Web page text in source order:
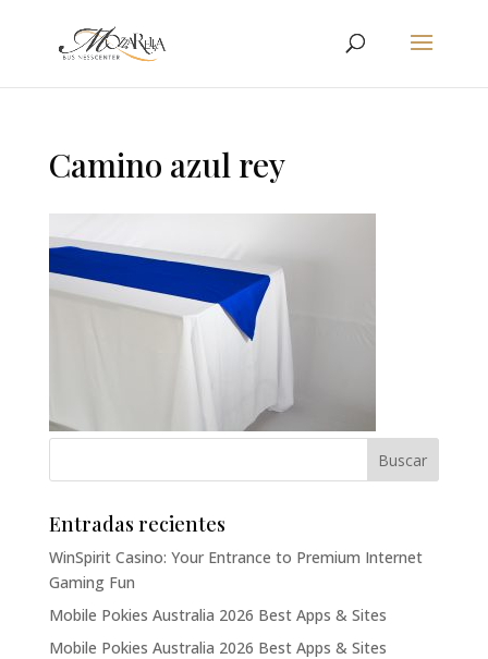
Camino azul rey
Entradas recientes
WinSpirit Casino: Your Entrance to Premium Internet
Gaming Fun
Mobile Pokies Australia 2026 Best Apps & Sites
Mobile Pokies Australia 2026 Best Apps & Sites